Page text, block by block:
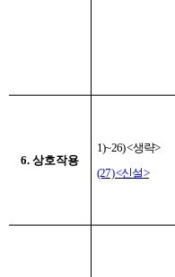
6. 상호작용
1)~26) <생략>
(27) <신설>